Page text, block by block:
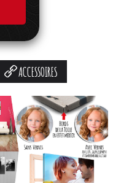
ACCESSOIRES